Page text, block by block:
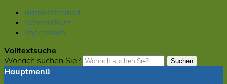
Barrierefreiheit
Datenschutz
Impressum
Volltextsuche
Wonach suchen Sie?
Suchen
Hauptmenü